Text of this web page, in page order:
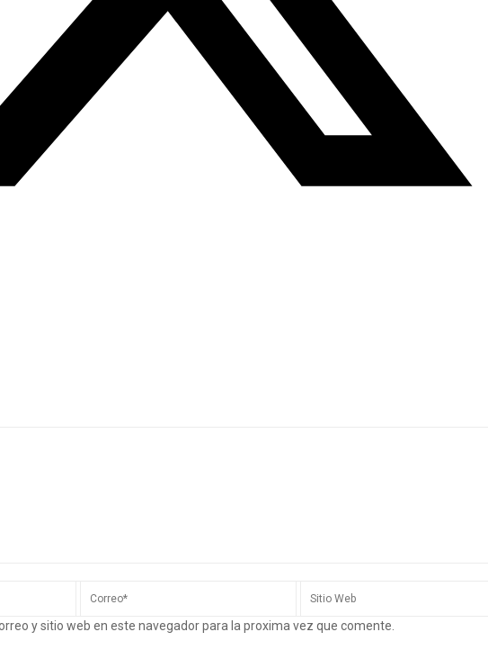
y sitio web en este navegador para la proxima vez que comente.